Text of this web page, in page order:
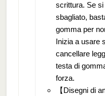
scrittura. Se
sbagliato,
gomma per
Inizia a usare
cancellare
testa di
forza.
【Disegni di